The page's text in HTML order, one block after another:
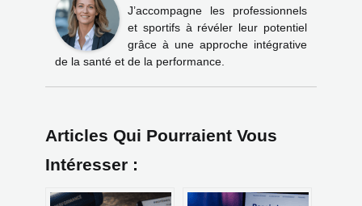
J’accompagne les professionnels
et sportifs à révéler leur potentiel
grâce à une approche intégrative
de la santé et de la performance.
Articles Qui Pourraient Vous
Intéresser :